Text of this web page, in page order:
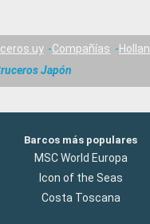
Compañías
Japón
Barcos más populares
MSC World Europa
Icon of the Seas
Costa Toscana